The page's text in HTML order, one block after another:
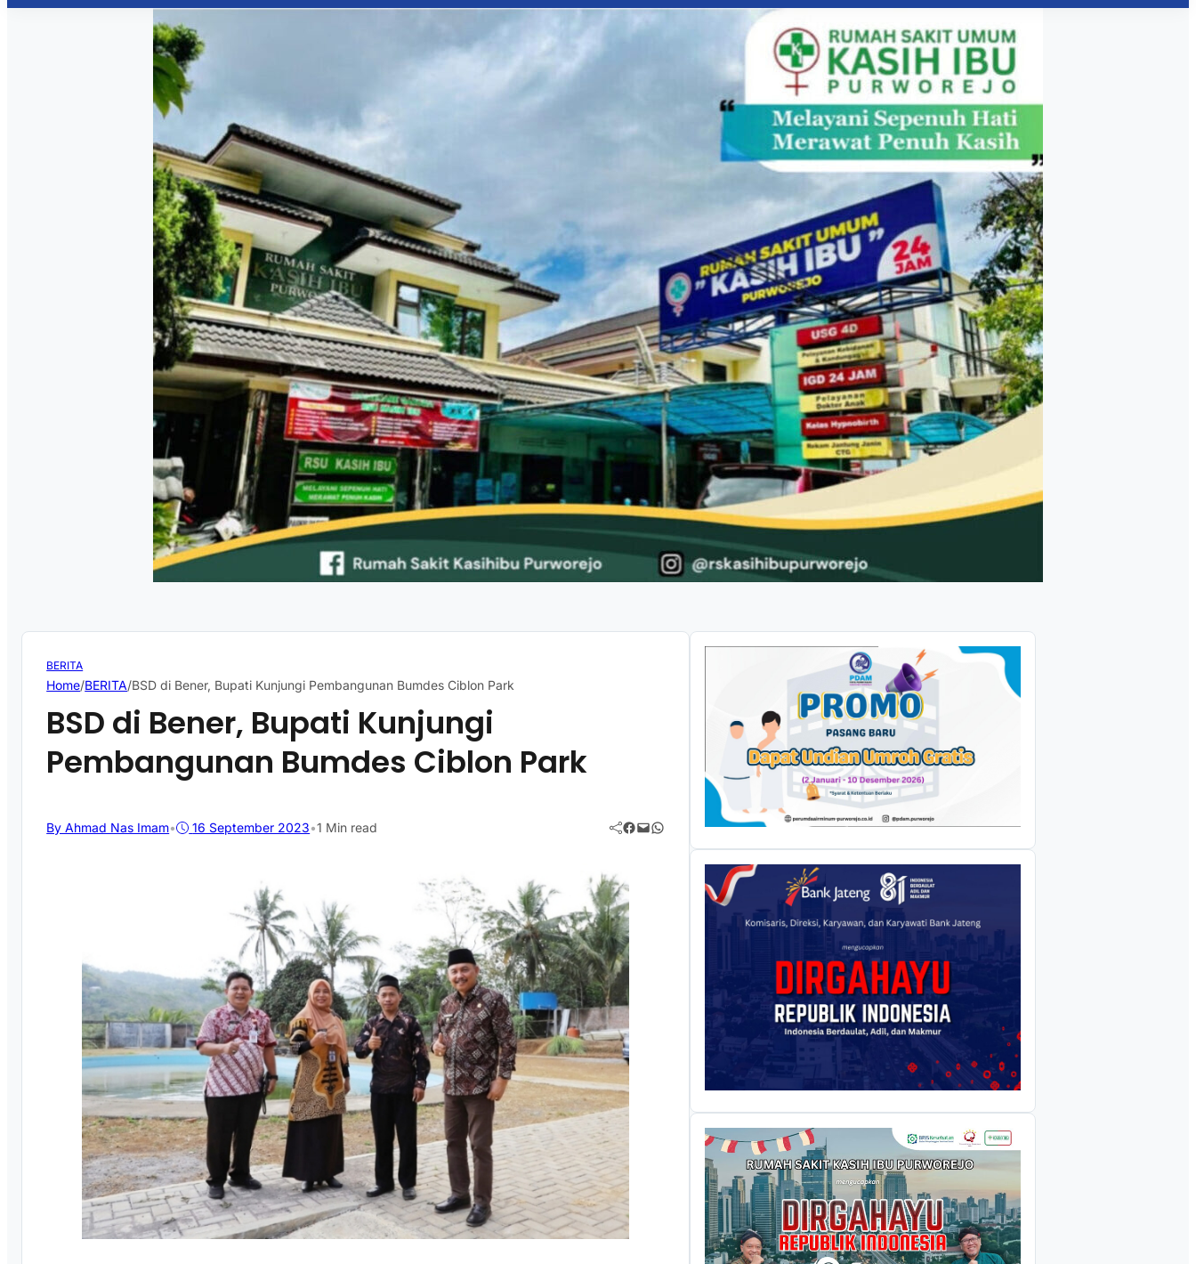
BERITA
Home/BERITA/BSD di Bener, Bupati Kunjungi Pembangunan Bumdes Ciblon Park
BSD di Bener, Bupati Kunjungi
Pembangunan Bumdes Ciblon Park
By Ahmad Nas Imam• 16 September 2023•1 Min read Facebook Mail WhatsApp